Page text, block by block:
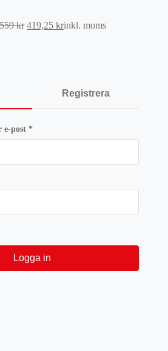
559kr Det
419,25 krDet
inkl. moms
Registrera
e-post *Obligatoriskt
Logga in